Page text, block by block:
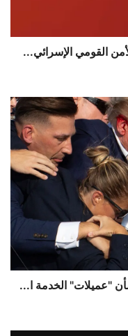
"عميلات" الخدمة ا...